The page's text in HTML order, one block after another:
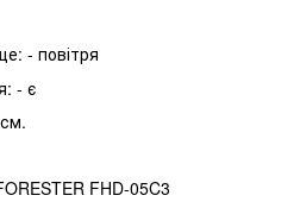
- повітря
- є
FHD-05C3